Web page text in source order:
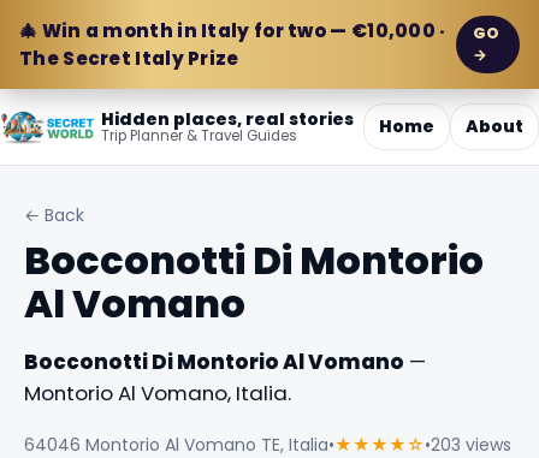
🎄 Win a month in Italy for two — €10,000 ·
The Secret Italy Prize
GO
→
Hidden places, real stories
Trip Planner & Travel Guides Home About
← Back
Bocconotti Di Montorio
Al Vomano
Bocconotti Di Montorio Al Vomano —
Montorio Al Vomano, Italia.
64046 Montorio Al Vomano TE, Italia•★★★★☆•203 views